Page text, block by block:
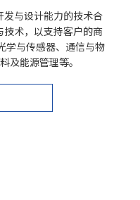
与设计能力的技术合
术，以支持客户的商
学与传感器、通信与物
及能源管理等。